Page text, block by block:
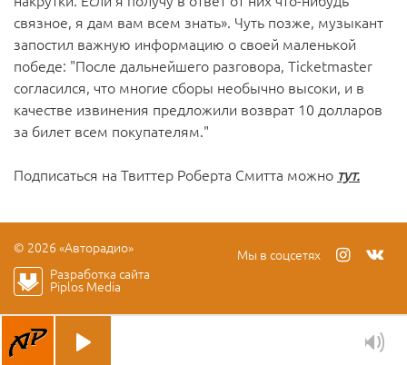
связное, я дам вам всем знать». Чуть позже, музыкант
запостил важную информацию о своей маленькой
победе: "После дальнейшего разговора, Ticketmaster
согласился, что многие сборы необычно высоки, и в
качестве извинения предложили возврат 10 долларов
за билет всем покупателям."
Подписаться на Твиттер Роберта Смитта можно тут.
© 2026 «Авторадио»
Мы в соцсетях
Разработка сайта
Piplos Media